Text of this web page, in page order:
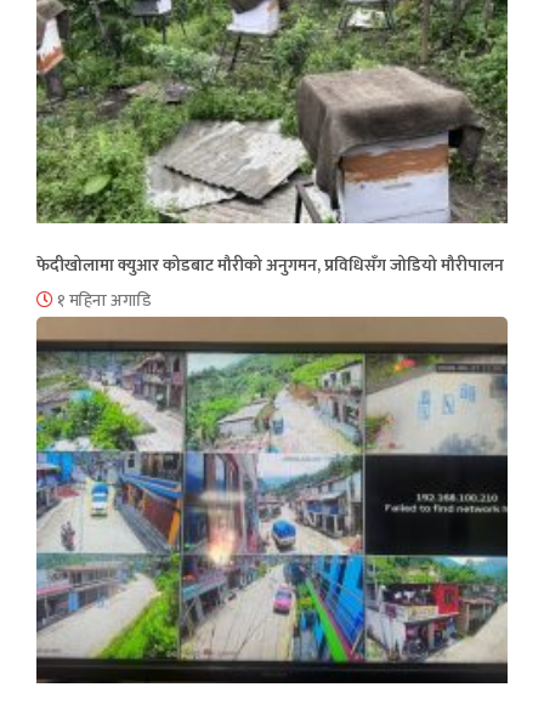
फेदीखोलामा क्युआर कोडबाट मौरीको अनुगमन, प्रविधिसँग जोडियो मौरीपालन
१ महिना अगाडि